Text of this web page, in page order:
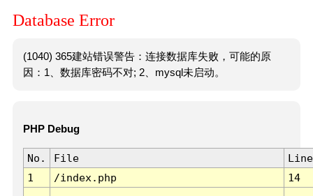
Database Error
(1040) 365建站错误警告：连接数据库失败，可能的原
因：1、数据库密码不对; 2、mysql未启动。
PHP Debug
No. File
Line
1
/index.php 14